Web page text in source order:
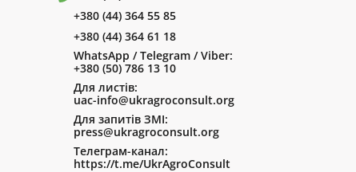
+380 (44) 364 55 85
+380 (44) 364 61 18
WhatsApp / Telegram / Viber:
+380 (50) 786 13 10
Для листів:
uac-info@ukragroconsult.org
Для запитів ЗМІ:
press@ukragroconsult.org
Телеграм-канал:
https://t.me/UkrAgroConsult